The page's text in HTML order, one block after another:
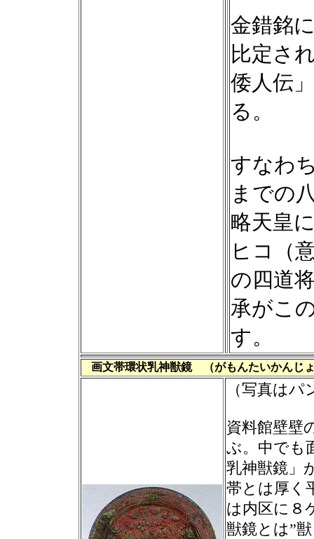
金錯銘
比定さ
倭人伝
る。
すなわ
までの
略天皇
ヒコ（
の四道
承がこ
す。
画文帯環状乳神獣鏡 （がもんたいかんじ
（写真は
資料館壁壁
ぶ。中でも
乳神獣鏡」
帯とは厚く
は内区に８
獣鏡とは”